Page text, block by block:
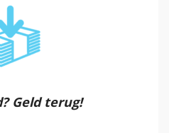
Geld terug!